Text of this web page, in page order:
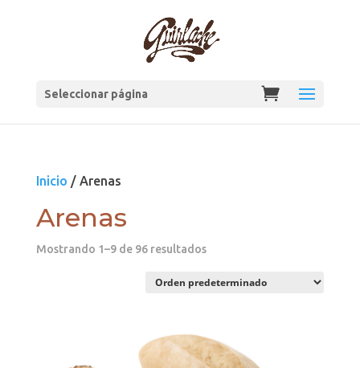
Seleccionar página
Inicio / Arenas
Arenas
Mostrando 1–9 de 96 resultados